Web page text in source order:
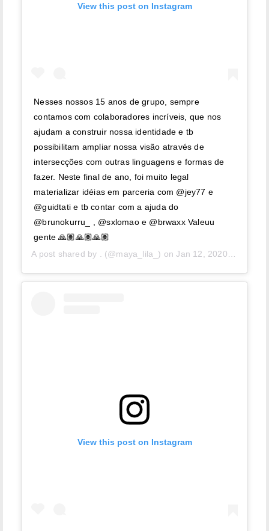
View this post on Instagram
Nesses nossos 15 anos de grupo, sempre
contamos com colaboradores incríveis, que nos
ajudam a construir nossa identidade e tb
possibilitam ampliar nossa visão através de
intersecções com outras linguagens e formas de
fazer. Neste final de ano, foi muito legal
materializar idéias em parceria com @jey77 e
@guidtati e tb contar com a ajuda do
@brunokurru_ , @sxlomao e @brwaxx Valeuu
gente 🙏🏽🙏🏽🙏🏽
A post shared by . (@maya_lila_) onJan 12, 2020 at 12:08pm PST
View this post on Instagram